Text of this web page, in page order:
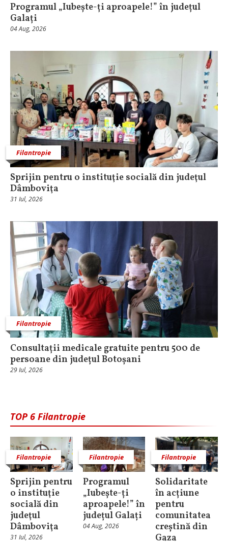
Programul „Iubește-ți aproapele!” în județul
Galați
04 Aug, 2026
Filantropie
Sprijin pentru o instituţie socială din judeţul
Dâmboviţa
31 Iul, 2026
Filantropie
Consultații medicale gratuite pentru 500 de
persoane din județul Botoșani
29 Iul, 2026
TOP 6 Filantropie
Filantropie
Sprijin pentru
o instituţie
socială din
judeţul
Dâmboviţa
31 Iul, 2026
Filantropie
Programul
„Iubește-ți
aproapele!” în
județul Galați
04 Aug, 2026
Filantropie
Solidaritate
în acțiune
pentru
comunitatea
creștină din
Gaza